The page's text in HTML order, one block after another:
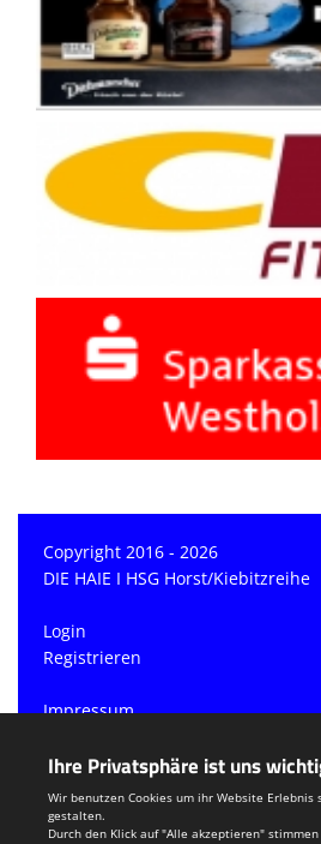
Copyright 2016 - 2026
DIE HAIE I HSG Horst/Kiebitzreihe
Login
Registrieren
Impressum
Teamsports 2
Dein Sportverein online